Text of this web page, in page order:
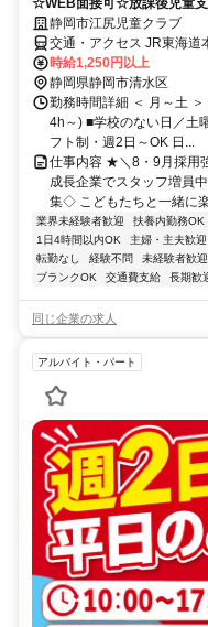
☆WEB面接可☆放課後児童支
静岡市江尻児童クラブ
交通・アクセス JR東海道
時給1,250円以上
静岡県静岡市清水区
勤務時間詳細 ＜ 月～土
4h～) ■学校のない日／土
フト制・週2日～OK 日...
仕事内容 ★＼8・9月採用
成長企業でスタッフ増員
集◇ こどもたちと一緒に
業界未経験者歓迎 扶養内勤務OK
1日4時間以内OK
主婦・主夫歓迎
転勤なし
経験不問 未経験者歓迎
ブランクOK
交通費支給 長期歓
同じ企業の求人
アルバイト・パート